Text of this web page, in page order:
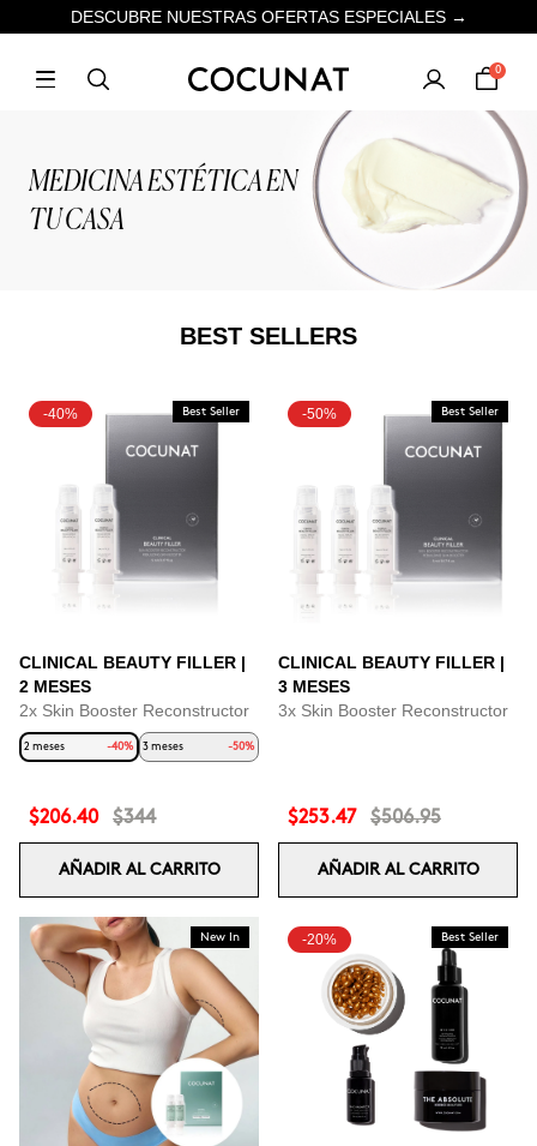
DESCUBRE NUESTRAS OFERTAS ESPECIALES →
0
MEDICINA ESTÉTICA EN
TU CASA
BEST SELLERS
-40% Best Seller
CLINICAL BEAUTY FILLER |
2 MESES
2x Skin Booster Reconstructor
2 meses -40% 3 meses -50%
$206.40 $344
AÑADIR AL CARRITO
-50% Best Seller
CLINICAL BEAUTY FILLER |
3 MESES
3x Skin Booster Reconstructor
$253.47 $506.95
AÑADIR AL CARRITO
New In -20% Best Seller